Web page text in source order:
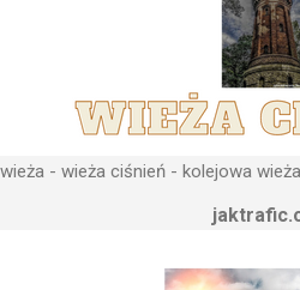
- wieża ciśnień - kolejowa